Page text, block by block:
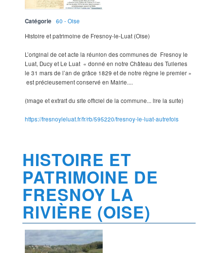
Catégorie
60 - Oise
Histoire et patrimoine de Fresnoy-le-Luat (Oise)
L’original de cet acte la réunion des communes de Fresnoy le
Luat, Ducy et Le Luat « donné en notre Château des Tuileries
le 31 mars de l’an de grâce 1829 et de notre règne le premier »
est précieusement conservé en Mairie....
(image et extrait du site officiel de la commune... lire la suite)
https://fresnoyleluat.fr/fr/rb/595220/fresnoy-le-luat-autrefois
HISTOIRE ET
PATRIMOINE DE
FRESNOY LA
RIVIÈRE (OISE)